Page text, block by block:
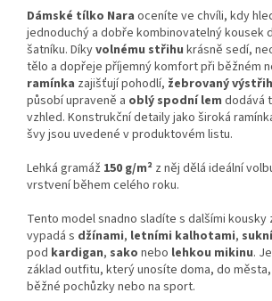
Dámské tílko Nara oceníte ve chvíli, kdy
jednoduchý a dobře kombinovatelný kousek
šatníku. Díkyvolnému střihu krásně sedí,
tělo a dopřeje příjemný komfort při běžném
ramínka zajišťují pohodlí, žebrovaný
působí upraveně a oblý spodní lem dodává
vzhled. Konstrukční detaily jako široká
švy jsou uvedené v produktovém listu.
Lehká gramáž 150 g/m² z něj dělá ideální
vrstvení během celého roku.
Tento model snadno sladíte s dalšími kousky
vypadá s džínami, letními kalhotami, sukní
pod kardigan, sako nebo lehkou mikinu.
základ outfitu, který unosíte doma, do
běžné pochůzky nebo na sport.